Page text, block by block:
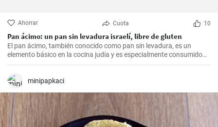
Ahorrar Cuota 10
Pan ácimo: un pan sin levadura israelí, libre de gluten
El pan ácimo, también conocido como pan sin levadura, es un
elemento básico en la cocina judía y es especialmente consumido
durante Pesaj. En esta receta, te mostraré cómo hacer tu propio
minipapkaci